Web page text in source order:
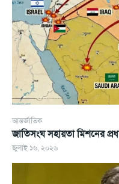
আন্তর্জাতিক
জাতিসংঘ সহায়তা মিশনের
জুলাই ১৬, ২০২৬